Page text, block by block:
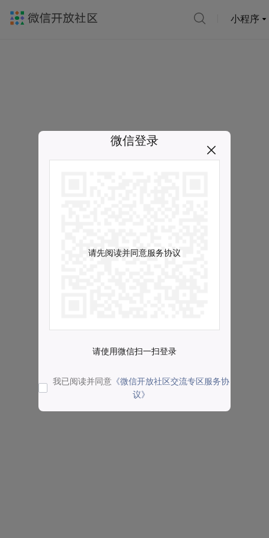
小程序
微信登录
请先阅读并同意服务协议
请使用微信扫一扫登录
我已阅读并同意 《微信开放社区交流专区服务协
议》